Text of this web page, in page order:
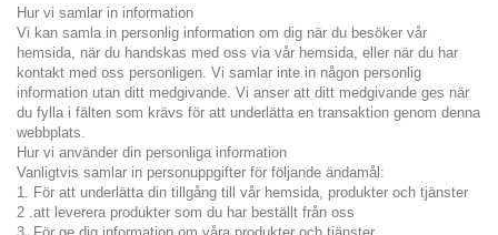
Hur vi samlar in information
Vi kan samla in personlig information om dig när du besöker vår
hemsida, när du handskas med oss ​​via vår hemsida, eller när du har
kontakt med oss ​​personligen. Vi samlar inte in någon personlig
information utan ditt medgivande. Vi anser att ditt medgivande ges när
du fylla i fälten som krävs för att underlätta en transaktion genom denna
webbplats.
Hur vi använder din personliga information
Vanligtvis samlar in personuppgifter för följande ändamål:
1. För att underlätta din tillgång till vår hemsida, produkter och tjänster
2 .att leverera produkter som du har beställt från oss